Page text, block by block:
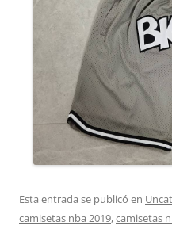
Esta entrada se publicó en
camisetas nba 2019,camisetas